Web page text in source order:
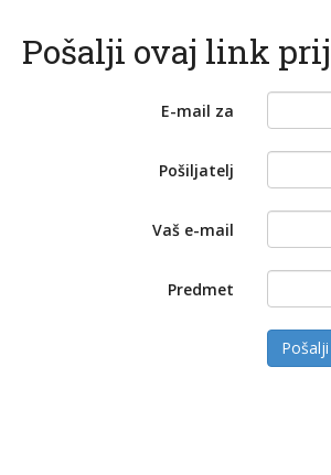
Pošalji ovaj link
E-mail za
Pošiljatelj
Vaš e-mail
Predmet
Pošalji